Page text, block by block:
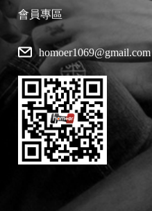
會員專區
homoer1069@gmail.com